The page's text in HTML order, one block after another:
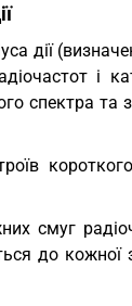
дії
і
спектра та
короткого
смуг
до кожної